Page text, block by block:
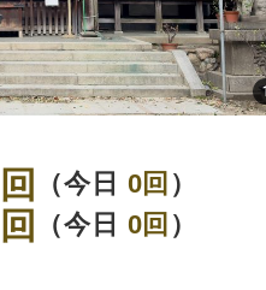
回 （今日 0回 ）
回 （今日 0回 ）